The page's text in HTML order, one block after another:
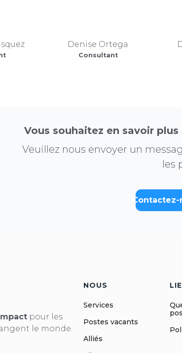
Denise Ortega
Consultant
Vous souhaitez en savoir
Veuillez nous envoyer un
les
pour les
le monde.
NOUS
Services
Postes vacants
Alliés